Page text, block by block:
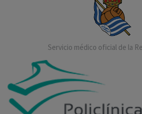
Servicio médico oficial de la